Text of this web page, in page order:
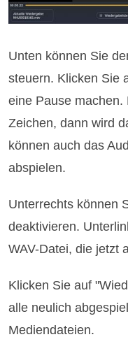
Unten können Sie
steuern. Klicken Sie
eine Pause
Zeichen, dann wird
können auch das
abspielen.
Unterrechts können
deaktivieren.
WAV-Datei, die jetzt
Klicken Sie auf
alle neulich
Mediendateien.